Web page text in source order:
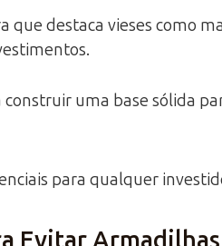
que destaca vieses como
construir uma base sólida
para qualquer